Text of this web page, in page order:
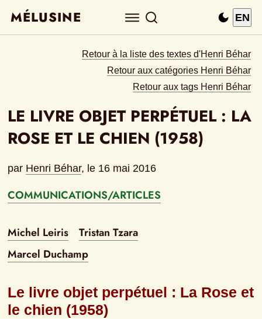
MÉLUSINE EN
Retour à la liste des textes d'Henri Béhar
Retour aux catégories Henri Béhar
Retour aux tags Henri Béhar
LE LIVRE OBJET PERPÉTUEL : LA
ROSE ET LE CHIEN (1958)
par Henri Béhar, le 16 mai 2016
COMMUNICATIONS/ARTICLES
Michel Leiris
Tristan Tzara
Marcel Duchamp
Le livre objet perpétuel : La Rose et
le chien (1958)